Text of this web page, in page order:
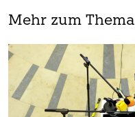
Mehr zum Thema